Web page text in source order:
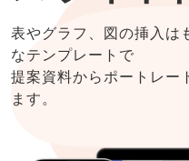
表やグラフ、図の挿入は
なテンプレートで
提案資料からポートレー
ます。